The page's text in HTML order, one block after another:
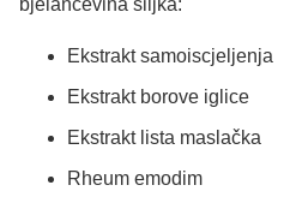
Ekstrakt samoiscjeljenja
Ekstrakt borove iglice
Ekstrakt lista maslačka
Rheum emodim